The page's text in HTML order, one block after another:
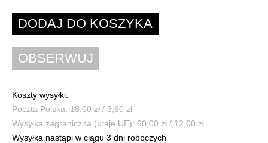
Koszty wysyłki:
Poczta Polska: 18,00 zł / 3,60 zł
Wysyłka zagraniczna (kraje UE): 60,00 zł / 12,00 zł
Wysyłka nastąpi w ciągu 3 dni roboczych